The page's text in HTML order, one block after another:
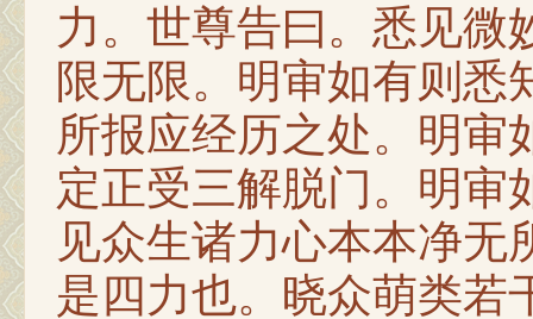
力。世尊告曰。悉见微
限无限。明审如有则悉
所报应经历之处。明审
定正受三解脱门。明审
见众生诸力心本本净无
是四力也。晓众萌类若